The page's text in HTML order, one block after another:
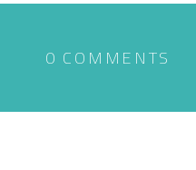
シ
0 COMMENTS